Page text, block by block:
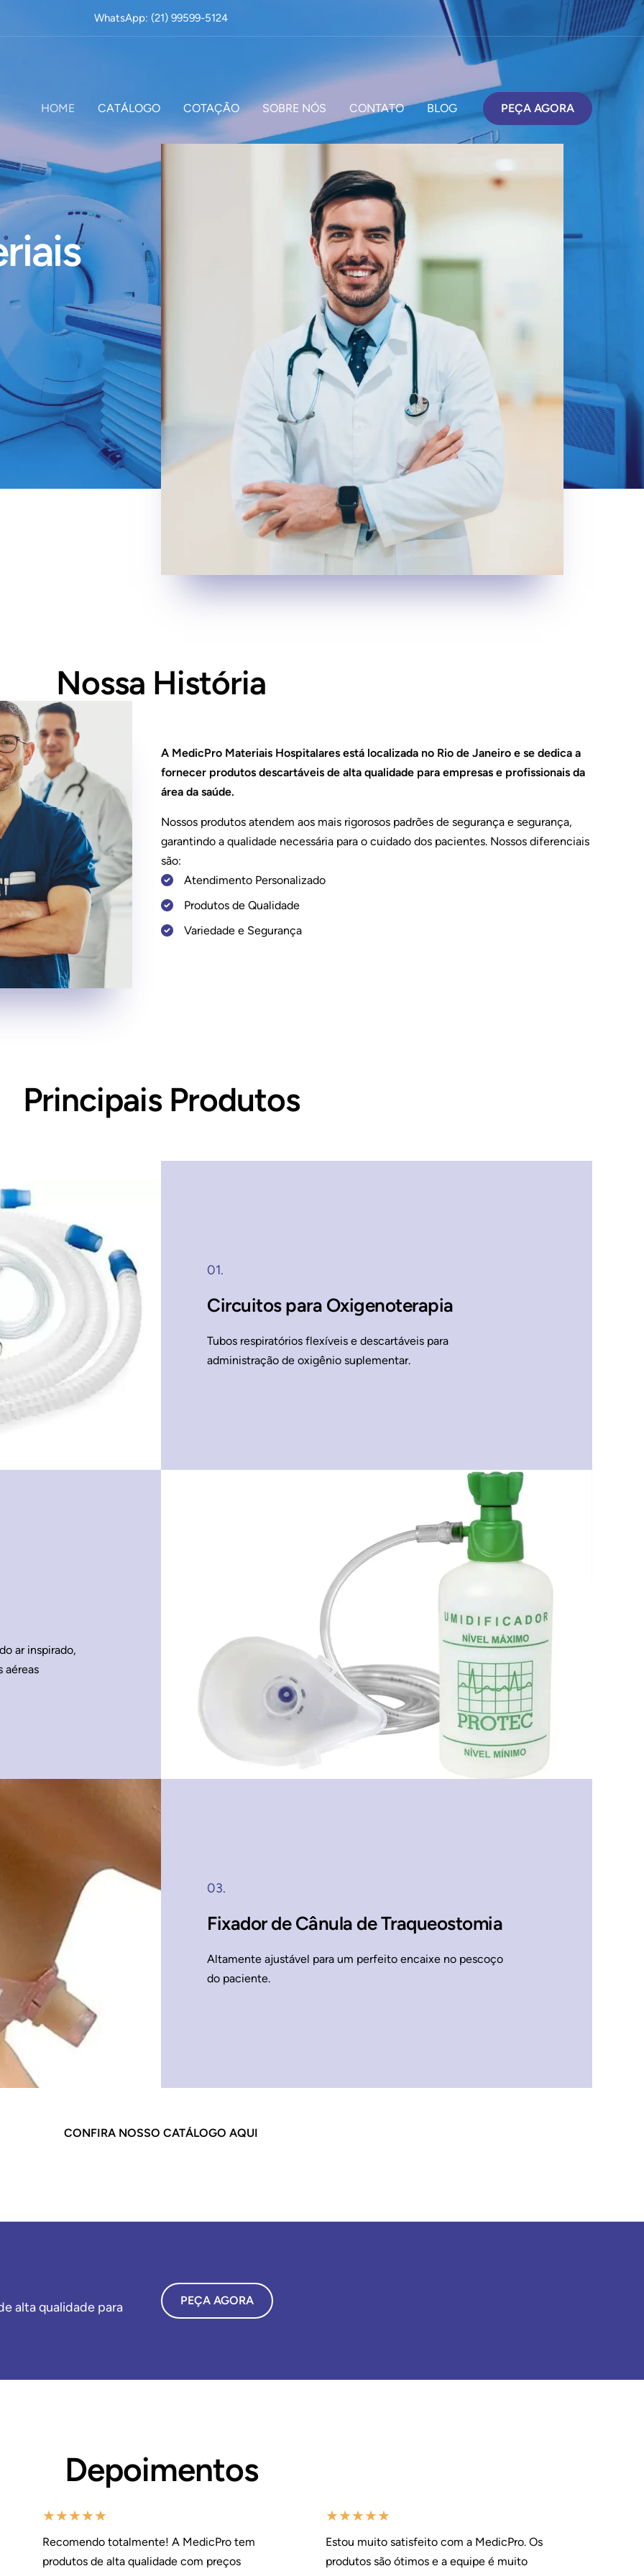
WhatsApp: (21) 99599-5124
HOME CATÁLOGO COTAÇÃO SOBRE NÓS CONTATO BLOG PEÇA AGORA
Nossa História
A MedicPro Materiais Hospitalares está localizada no Rio de Janeiro e se dedica a
fornecer produtos descartáveis de alta qualidade para empresas e profissionais da
área da saúde.
Nossos produtos atendem aos mais rigorosos padrões de segurança e segurança,
garantindo a qualidade necessária para o cuidado dos pacientes. Nossos diferenciais
são:
Atendimento Personalizado
Produtos de Qualidade
Variedade e Segurança
Principais Produtos
01.
Circuitos para Oxigenoterapia
Tubos respiratórios flexíveis e descartáveis para
administração de oxigênio suplementar.
ar inspirado,
aéreas
03.
Fixador de Cânula de Traqueostomia
Altamente ajustável para um perfeito encaixe no pescoço
do paciente.
CONFIRA NOSSO CATÁLOGO AQUI
alta qualidade para PEÇA AGORA
Depoimentos
★★★★★
Recomendo totalmente! A MedicPro tem
produtos de alta qualidade com preços
★★★★★
Estou muito satisfeito com a MedicPro. Os
produtos são ótimos e a equipe é muito